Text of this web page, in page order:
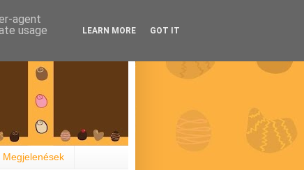
Megjelenések
agent
usage
LEARN MORE GOT IT